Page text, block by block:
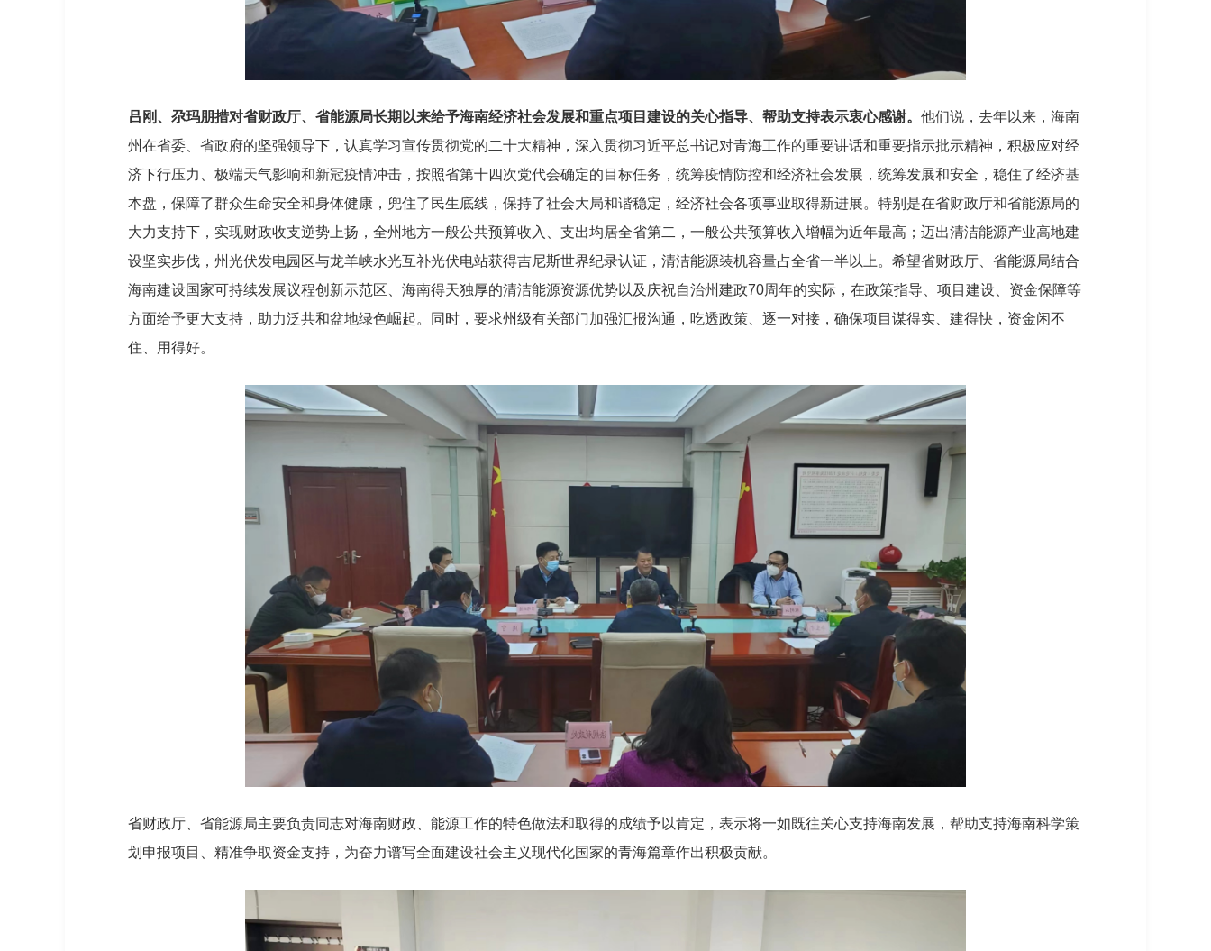
吕刚、尕玛朋措对省财政厅、省能源局长期以来给予海南经济社会发展和重点项目建设的关心指导、帮助支持表示衷心感谢。 他们说，去年以来，海南
州在省委、省政府的坚强领导下，认真学习宣传贯彻党的二十大精神，深入贯彻习近平总书记对青海工作的重要讲话和重要指示批示精神，积极应对经
济下行压力、极端天气影响和新冠疫情冲击，按照省第十四次党代会确定的目标任务，统筹疫情防控和经济社会发展，统筹发展和安全，稳住了经济基
本盘，保障了群众生命安全和身体健康，兜住了民生底线，保持了社会大局和谐稳定，经济社会各项事业取得新进展。特别是在省财政厅和省能源局的
大力支持下，实现财政收支逆势上扬，全州地方一般公共预算收入、支出均居全省第二，一般公共预算收入增幅为近年最高；迈出清洁能源产业高地建
设坚实步伐，州光伏发电园区与龙羊峡水光互补光伏电站获得吉尼斯世界纪录认证，清洁能源装机容量占全省一半以上。希望省财政厅、省能源局结合
海南建设国家可持续发展议程创新示范区、海南得天独厚的清洁能源资源优势以及庆祝自治州建政70周年的实际，在政策指导、项目建设、资金保障等
方面给予更大支持，助力泛共和盆地绿色崛起。同时，要求州级有关部门加强汇报沟通，吃透政策、逐一对接，确保项目谋得实、建得快，资金闲不
住、用得好。
省财政厅、省能源局主要负责同志对海南财政、能源工作的特色做法和取得的成绩予以肯定，表示将一如既往关心支持海南发展，帮助支持海南科学策
划申报项目、精准争取资金支持，为奋力谱写全面建设社会主义现代化国家的青海篇章作出积极贡献。